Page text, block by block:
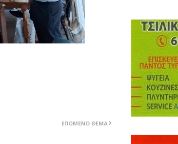
ΕΠΌΜΕΝΟ ΘΈΜΑ